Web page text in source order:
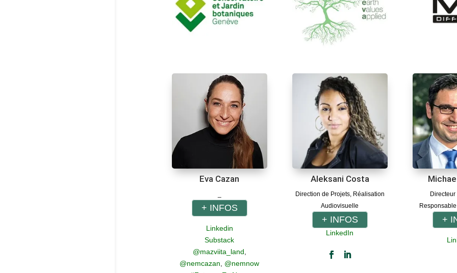
Eva Cazan
+ INFOS
Linkedin
Substack
@mazviita_land
@nemcazan
@nemnow
Aleksani Costa
Direction de Projets, Réalisation
Audiovisuelle
+ INFOS
LinkedIn
Directeur
+